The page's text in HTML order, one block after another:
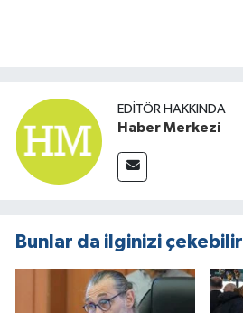
EDITÖR HAKKINDA
Haber Merkezi
Bunlar da ilginizi çekebilir